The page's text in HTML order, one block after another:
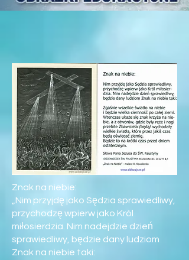
Znak na niebie:
„Nim przyjdę jako Sędzia sprawiedliwy,
przychodzę wpierw jako Król
miłosierdzia. Nim nadejdzie dzień
sprawiedliwy, będzie dany ludziom
Znak na niebie taki: